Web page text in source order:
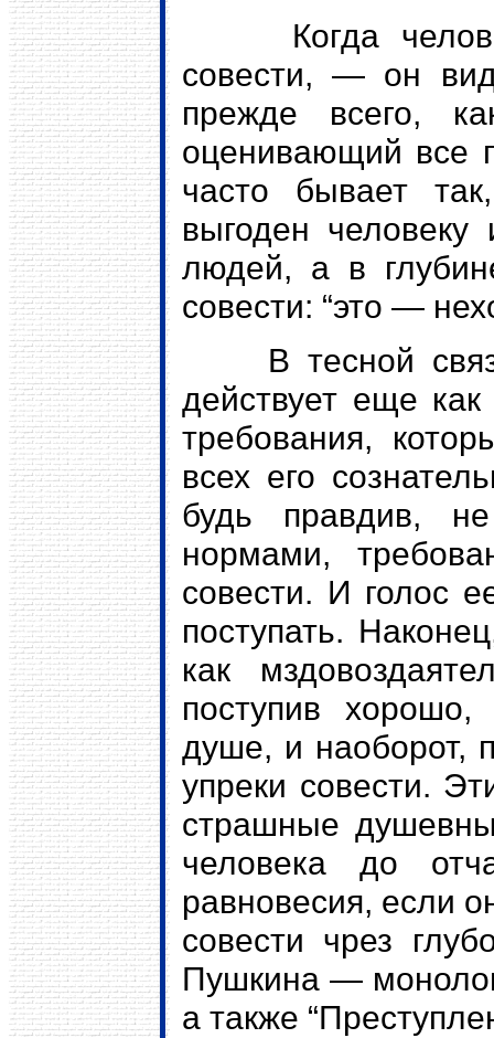
Когда человек
совести, — он
прежде всего,
оценивающий все
часто бывает
выгоден
людей, а в
совести: “это —
В тесной связи
действует еще
требования,
всех его
будь правдив,
нормами,
совести. И голос
поступать.
как
поступив
душе, и наоборот,
упреки совести.
страшные
человека до
равновесия, если
совести чрез
Пушкина —
а также